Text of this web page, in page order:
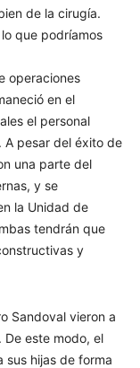
de la cirugía.
que podríamos
operaciones
en el
el personal
A pesar del éxito de
una parte del
y se
la Unidad de
tendrán que
y
Sandoval vieron a
De este modo, el
sus hijas de forma